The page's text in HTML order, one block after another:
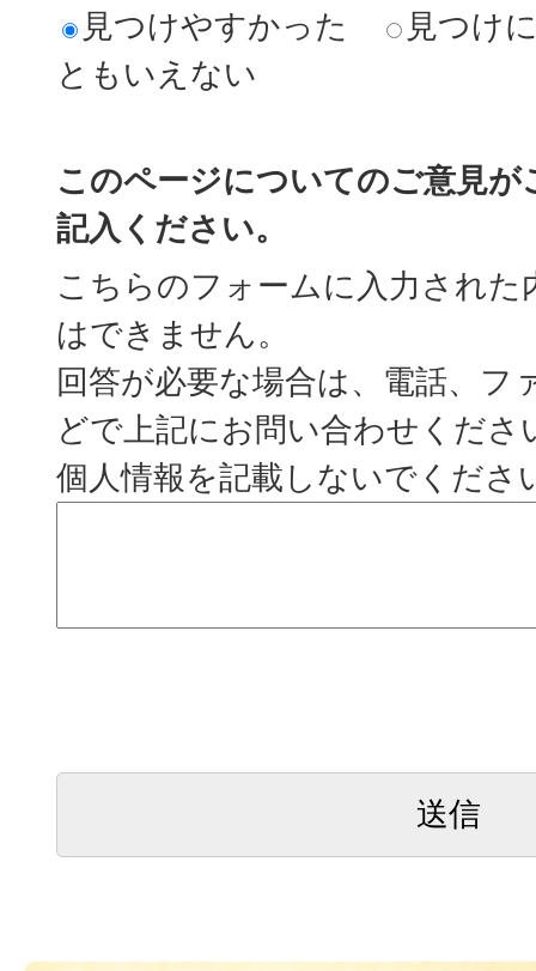
見つけやすかった
見つけ
ともいえない
このページについてのご意見
記入ください。
こちらのフォームに入力された
はできません。
回答が必要な場合は、電話、フ
どで上記にお問い合わせくださ
個人情報を記載しないでくださ